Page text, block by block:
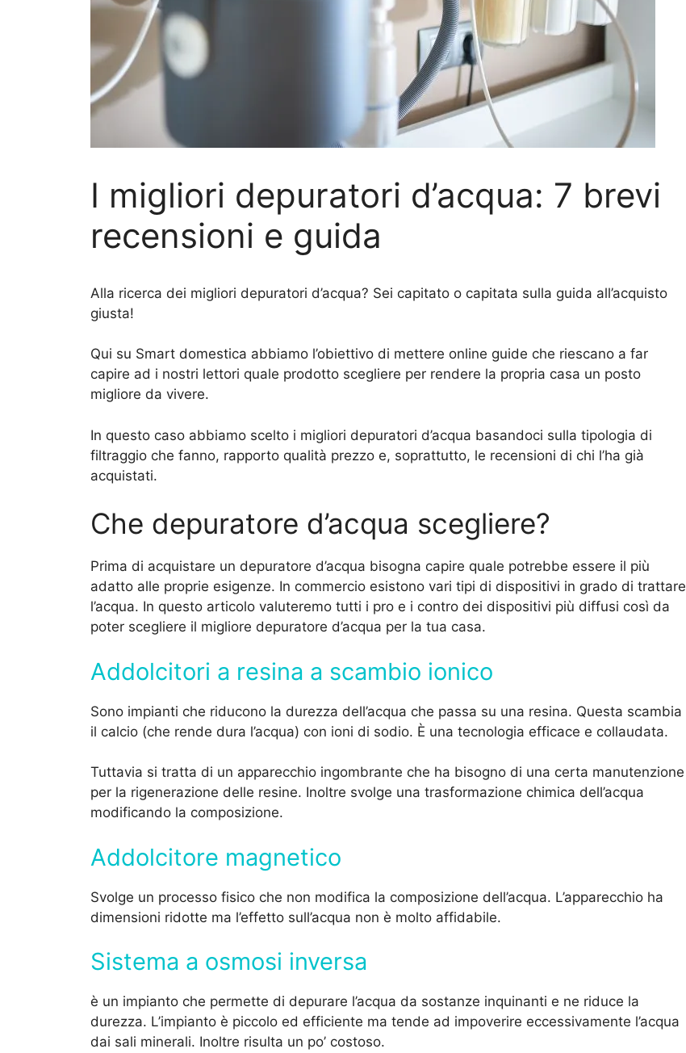
I migliori depuratori d’acqua: 7 brevi
recensioni e guida
Alla ricerca dei migliori depuratori d’acqua? Sei capitato o capitata sulla guida all’acquisto
giusta!
Qui su Smart domestica abbiamo l’obiettivo di mettere online guide che riescano a far
capire ad i nostri lettori quale prodotto scegliere per rendere la propria casa un posto
migliore da vivere.
In questo caso abbiamo scelto i migliori depuratori d’acqua basandoci sulla tipologia di
filtraggio che fanno, rapporto qualità prezzo e, soprattutto, le recensioni di chi l’ha già
acquistati.
Che depuratore d’acqua scegliere?
Prima di acquistare un depuratore d’acqua bisogna capire quale potrebbe essere il più
adatto alle proprie esigenze. In commercio esistono vari tipi di dispositivi in grado di trattare
l’acqua. In questo articolo valuteremo tutti i pro e i contro dei dispositivi più diffusi così da
poter scegliere il migliore depuratore d’acqua per la tua casa.
Addolcitori a resina a scambio ionico
Sono impianti che riducono la durezza dell’acqua che passa su una resina. Questa scambia
il calcio (che rende dura l’acqua) con ioni di sodio. È una tecnologia efficace e collaudata.
Tuttavia si tratta di un apparecchio ingombrante che ha bisogno di una certa manutenzione
per la rigenerazione delle resine. Inoltre svolge una trasformazione chimica dell’acqua
modificando la composizione.
Addolcitore magnetico
Svolge un processo fisico che non modifica la composizione dell’acqua. L’apparecchio ha
dimensioni ridotte ma l’effetto sull’acqua non è molto affidabile.
Sistema a osmosi inversa
è un impianto che permette di depurare l’acqua da sostanze inquinanti e ne riduce la
durezza. L’impianto è piccolo ed efficiente ma tende ad impoverire eccessivamente l’acqua
dai sali minerali. Inoltre risulta un po’ costoso.